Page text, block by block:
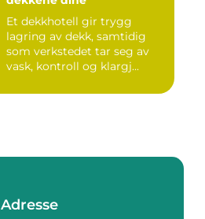
Et dekkhotell gir trygg
lagring av dekk, samtidig
som verkstedet tar seg av
vask, kontroll og klargj...
Adresse